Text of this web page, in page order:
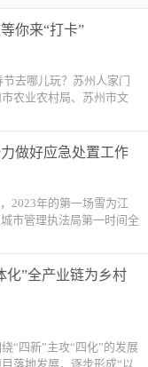
你来“打卡”
去哪儿玩？苏州人家门
农业农村局、苏州市文
做好应急处置工作
2023年的第一场雪为江
市管理执法局第一时间全
化”全产业链为乡村
“四新”主攻“四化”的发展
落地发展，逐步形成“以